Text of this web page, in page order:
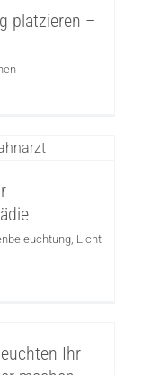
platzieren –
, Licht
Ihr